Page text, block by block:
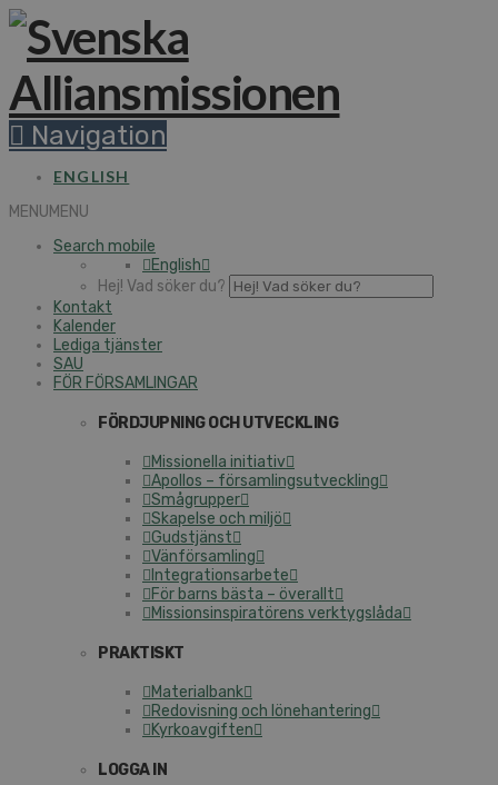
Navigation
ENGLISH
MENUMENU
Search mobile
English
Hej! Vad söker du?
Kontakt
Kalender
Lediga tjänster
SAU
FÖR FÖRSAMLINGAR
FÖRDJUPNING OCH UTVECKLING
Missionella initiativ
Apollos – församlingsutveckling
Smågrupper
Skapelse och miljö
Gudstjänst
Vänförsamling
Integrationsarbete
För barns bästa – överallt
Missionsinspiratörens verktygslåda
PRAKTISKT
Materialbank
Redovisning och lönehantering
Kyrkoavgiften
LOGGA IN